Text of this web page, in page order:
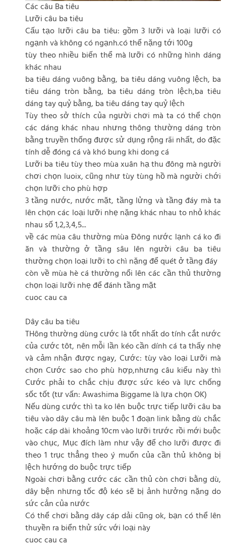
Các câu Ba tiêu
Lưỡi câu ba tiêu
Cấu tạo lưỡi câu ba tiêu: gồm 3 lưỡi và loại lưỡi có
ngạnh và không có ngạnh.có thể nặng tới 100g
tùy theo nhiều biến thể mà lưỡi có những hình dáng
khác nhau
ba tiêu dáng vuông bằng, ba tiêu dáng vuông lệch, ba
tiêu dáng tròn bằng, ba tiêu dáng tròn lệch,ba tiêu
dáng tay quỷ bằng, ba tiêu dáng tay quỷ lệch
Tùy theo sở thích của người chơi mà ta có thể chọn
các dáng khác nhau nhưng thông thường dáng tròn
bằng truyền thống được sử dụng rộng rãi nhất, do đặc
tính dễ đóng cá và khó bung khi dong cá
Lưỡi ba tiêu tùy theo mùa xuân hạ thu đông mà người
chơi chọn luoix, cũng như tùy tùng hồ mà người chới
chọn lưỡi cho phù hợp
3 tầng nước, nước mặt, tầng lửng và tầng đáy mà ta
lên chọn các loại lưỡi nhẹ nặng khác nhau to nhỏ khác
nhau số 1,2,3,4,5...
về các mùa câu thường mùa Đông nước lạnh cá ko đi
ăn và thường ở tầng sâu lên người câu ba tiêu
thường chọn loại lưỡi to chì nặng để quét ở tầng đáy
còn về mùa hè cá thường nổi lên các cần thủ thường
chọn loại lưỡi nhẹ để đánh tầng mặt
cuoc cau ca
Dây câu ba tiêu
THông thường dùng cước là tốt nhất do tính cắt nước
của cước tôt, nên mỗi lần kéo cần dính cá ta thấy nhẹ
và cảm nhận được ngay, Cước: tùy vào loại Lưỡi mà
chọn Cước sao cho phù hợp,nhưng câu kiểu này thì
Cước phải to chắc chịu được sức kéo và lực chống
sốc tốt (tư vấn: Awashima Biggame là lựa chọn OK)
Nếu dùng cước thì ta ko lên buộc trực tiếp lưỡi câu ba
tiêu vào dây câu mà lên buộc 1 đoạn link bằng dù chắc
hoặc cáp dài khoảng 10cm vào lưỡi trước rồi mới buộc
vào chục, Mục đích làm như vậy để cho lưỡi được đi
theo 1 trục thẳng theo ý muốn của cần thủ không bị
lệch hướng do buộc trực tiếp
Ngoài chơi bằng cước các cần thủ còn chơi bằng dù,
dây bện nhưng tốc độ kéo sẽ bị ảnh hưởng nặng do
sức cản của nước
Có thể chơi bằng dây cáp dải cũng ok, bạn có thể lên
thuyền ra biển thử sức với loại này
cuoc cau ca